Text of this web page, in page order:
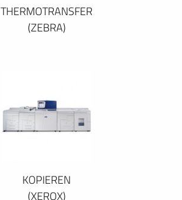
THERMOTRANSFER
(ZEBRA)
KOPIEREN
(XEROX)